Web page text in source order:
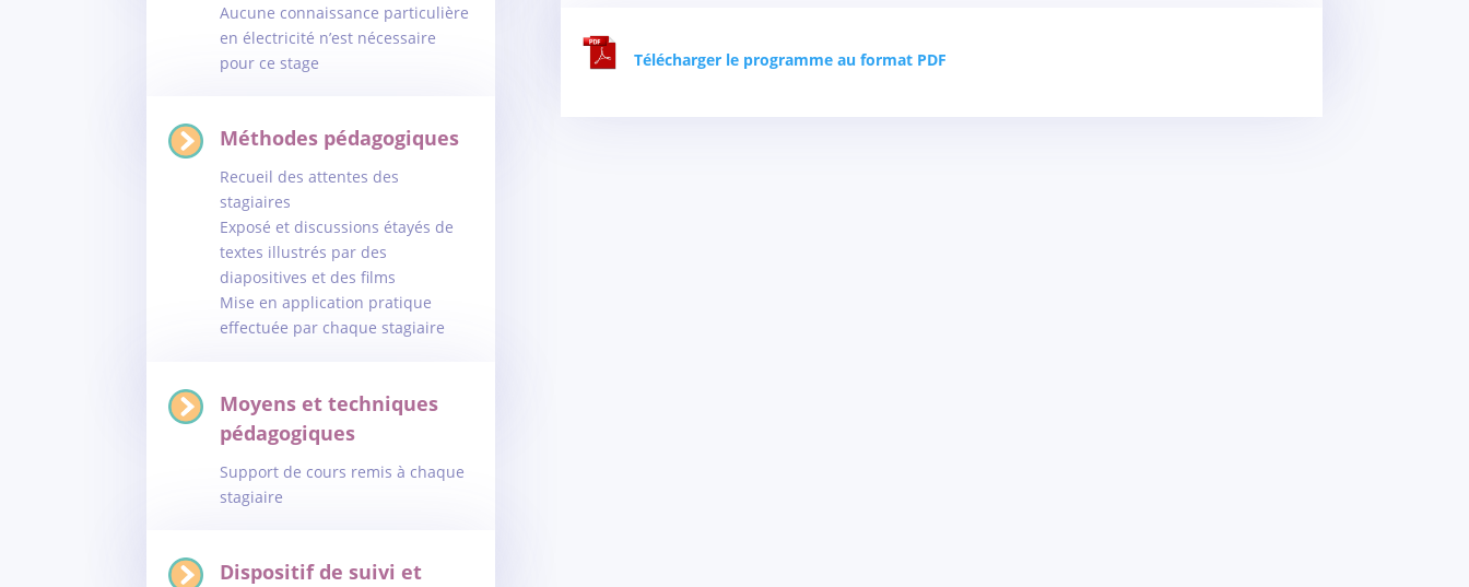
Aucune connaissance particulière
en électricité n’est nécessaire
pour ce stage
Méthodes pédagogiques
Recueil des attentes des
stagiaires
Exposé et discussions étayés de
textes illustrés par des
diapositives et des films
Mise en application pratique
effectuée par chaque stagiaire
Moyens et techniques
pédagogiques
Support de cours remis à chaque
stagiaire
Dispositif de suivi et
Télécharger le programme au format PDF